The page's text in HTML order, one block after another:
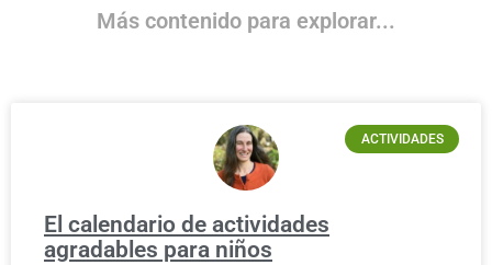
Más contenido para explorar...
ACTIVIDADES
El calendario de actividades
agradables para niños